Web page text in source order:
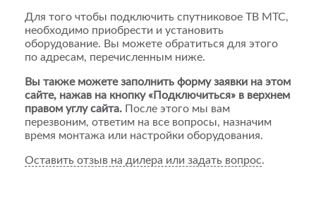
Для того чтобы подключить спутниковое ТВ МТС,
необходимо приобрести и установить
оборудование. Вы можете обратиться для этого
по адресам, перечисленным ниже.
Вы также можете заполнить форму заявки на этом
сайте, нажав на кнопку «Подключиться» в верхнем
правом углу сайта. После этого мы вам
перезвоним, ответим на все вопросы, назначим
время монтажа или настройки оборудования.
Оставить отзыв на дилера или задать вопрос.